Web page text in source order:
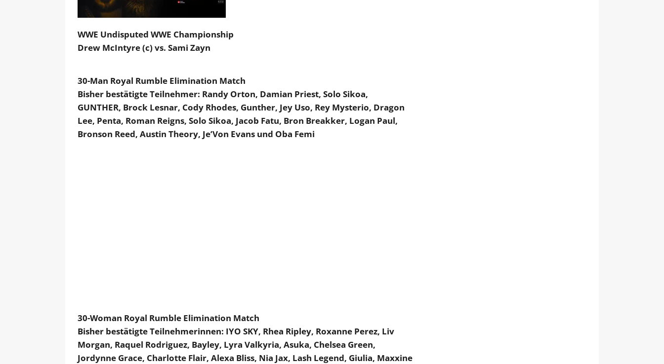
WWE Undisputed WWE Championship
Drew McIntyre (c) vs. Sami Zayn
30-Man Royal Rumble Elimination Match
Bisher bestätigte Teilnehmer: Randy Orton, Damian Priest, Solo Sikoa,
GUNTHER, Brock Lesnar, Cody Rhodes, Gunther, Jey Uso, Rey Mysterio, Dragon
Lee, Penta, Roman Reigns, Solo Sikoa, Jacob Fatu, Bron Breakker, Logan Paul,
Bronson Reed, Austin Theory, Je’Von Evans und Oba Femi
30-Woman Royal Rumble Elimination Match
Bisher bestätigte Teilnehmerinnen: IYO SKY, Rhea Ripley, Roxanne Perez, Liv
Morgan, Raquel Rodriguez, Bayley, Lyra Valkyria, Asuka, Chelsea Green,
Jordynne Grace, Charlotte Flair, Alexa Bliss, Nia Jax, Lash Legend, Giulia, Maxxine